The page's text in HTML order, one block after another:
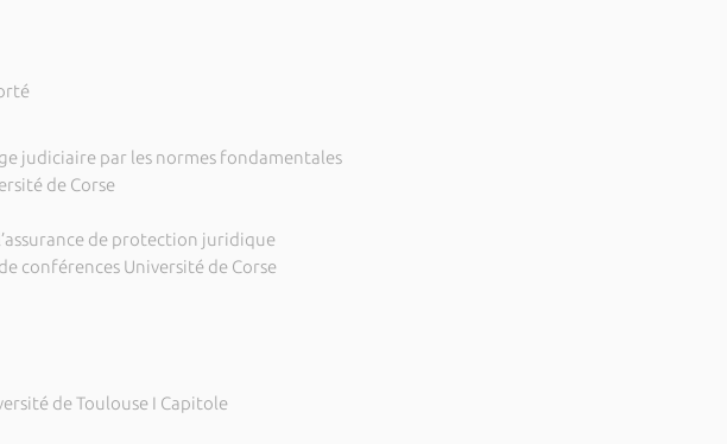
judiciaire par les normes fondamentales
de Corse
de protection juridique
conférences Université de Corse
de Toulouse I Capitole